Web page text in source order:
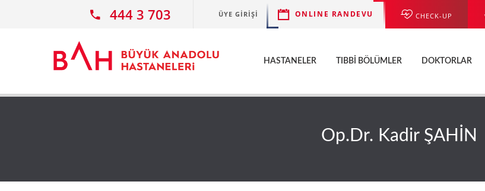
444 3 703 ÜYE GIRIŞI ONLINE RANDEVU CHECK-UP
HASTANELER TIBBI BÖLÜMLER DOKTORLAR
Op.Dr. Kadir ŞAHİN